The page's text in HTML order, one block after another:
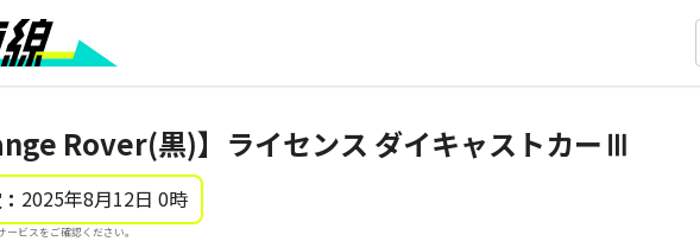
Rover(黒)】ライセンス ダイキャストカーⅢ
2025年8月12日 0時
ビスをご確認ください。